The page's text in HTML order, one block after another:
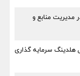
مدیریت منابع و
هلدینگ سرمایه گذاری